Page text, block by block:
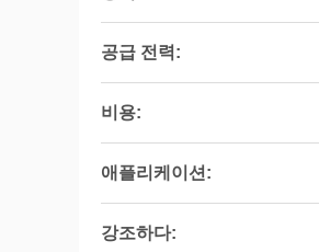
공급 전력:
비용:
애플리케이션:
강조하다: